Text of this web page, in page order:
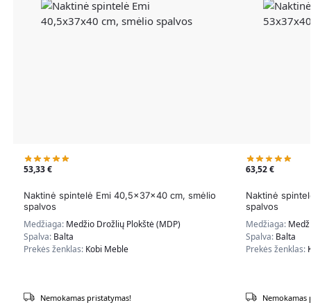
53,33€
Naktinė spintelė Emi 40,5x37x40 cm, smėlio
spalvos
Medžiaga: Medžio Drožlių Plokštė (MDP)
Spalva: Balta
Prekės ženklas: Kobi Meble
Nemokamas pristatymas!
63,52€
Naktinė
spalvos
Medžiaga:
Spalva: Balta
Prekės ženklas:
Nemokamas